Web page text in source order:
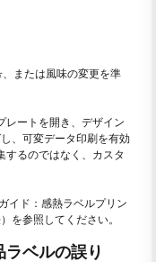
または風味の変更を準
ートを開き、デザイン
、可変データ印刷を有効
するのではなく、カスタ
イド：感熱ラベルプリン
を参照してください。
ベルの誤り